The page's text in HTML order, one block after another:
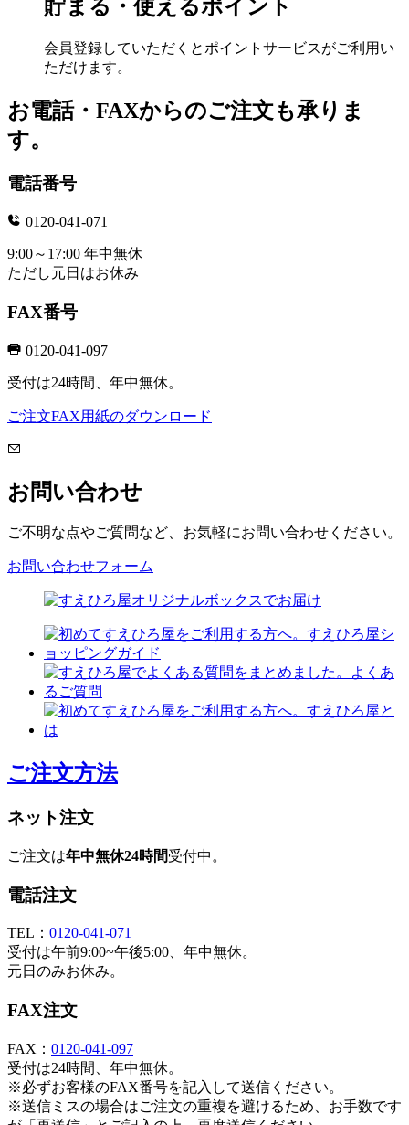
貯まる・使えるポイント
会員登録していただくとポイントサービスがご利用い
ただけます。
お電話・FAXからのご注文も承りま
す。
電話番号
0120-041-071
9:00～17:00 年中無休
ただし元日はお休み
FAX番号
0120-041-097
受付は24時間、年中無休。
ご注文FAX用紙のダウンロード
お問い合わせ
ご不明な点やご質問など、お気軽にお問い合わせください。
お問い合わせフォーム
ご注文方法
ネット注文
ご注文は年中無休24時間受付中。
電話注文
TEL： 0120-041-071
受付は午前9:00~午後5:00、年中無休。
元日のみお休み。
FAX注文
FAX： 0120-041-097
受付は24時間、年中無休。
※必ずお客様のFAX番号を記入して送信ください。
※送信ミスの場合はご注文の重複を避けるため、お手数です